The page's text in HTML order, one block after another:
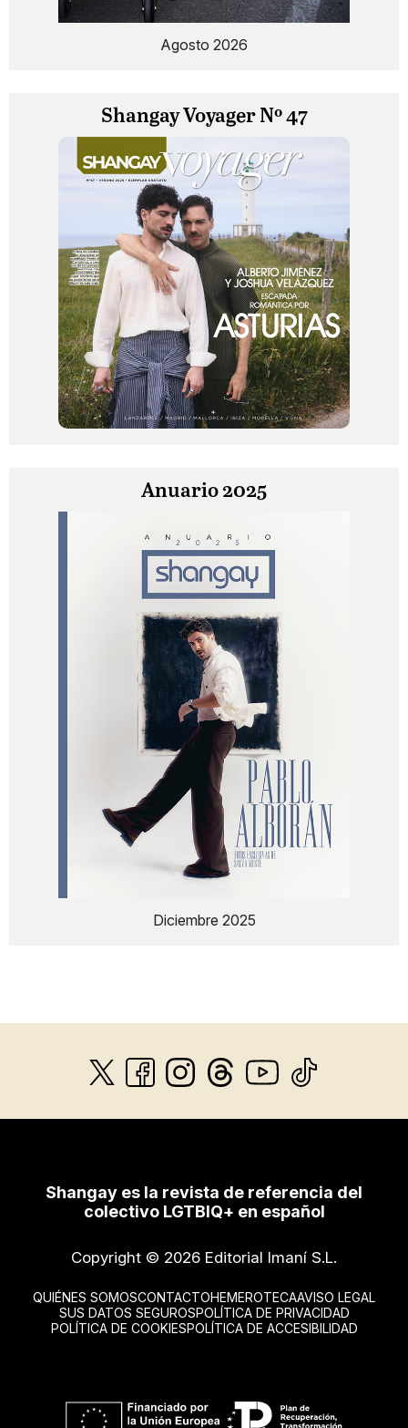
Agosto 2026
Shangay Voyager Nº 47
Anuario 2025
Diciembre 2025
Shangay es la revista de referencia del
colectivo LGTBIQ+ en español
Copyright © 2026 Editorial Imaní S.L.
QUIÉNES SOMOSCONTACTOHEMEROTECAAVISO LEGAL
SUS DATOS SEGUROSPOLÍTICA DE PRIVACIDAD
POLÍTICA DE COOKIESPOLÍTICA DE ACCESIBILIDAD